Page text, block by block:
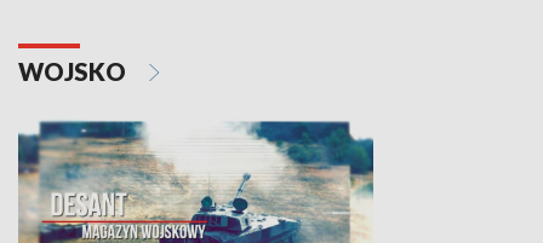
WOJSKO